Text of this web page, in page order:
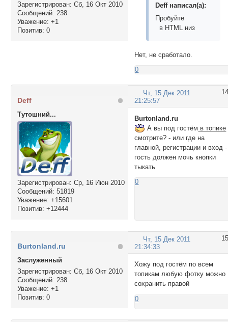
Зарегистрирован: Сб, 16 Окт 2010
Сообщений: 238
Уважение: +1
Позитив: 0
Deff написал(а):
Пробуйте
в HTML низ
Нет, не сработало.
0
14
Чт, 15 Дек 2011
21:25:57
Deff
Тутошний...
Зарегистрирован: Ср, 16 Июн 2010
Сообщений: 51819
Уважение: +15601
Позитив: +12444
Burtonland.ru
А вы под гостём в топике
смотрите? - или где на
главной, регистрации и вход -
гость должен мочь кнопки
тыкать
0
15
Чт, 15 Дек 2011
21:34:33
Burtonland.ru
Заслуженный
Зарегистрирован: Сб, 16 Окт 2010
Сообщений: 238
Уважение: +1
Позитив: 0
Хожу под гостём по всем
топикам любую фотку можно
сохранить правой
0